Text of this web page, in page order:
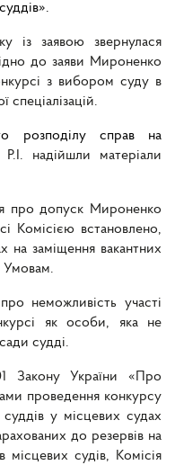
із заявою звернулася
до заяви Мироненко
з вибором суду в
спеціалізацій.
розподілу справ на
Р.І. надійшли матеріали
про допуск Мироненко
Комісією встановлено,
заміщення вакантних
Умовам.
неможливість участі
як особи, яка не
судді.
Закону України «Про
проведення конкурсу
у місцевих судах
до резервів на
місцевих судів, Комісія